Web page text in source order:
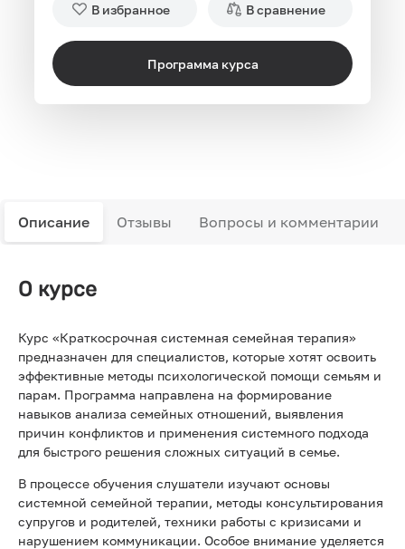
В избранное В сравнение
Программа курса
Описание Отзывы Вопросы и комментарии
О курсе
Курс «Краткосрочная системная семейная терапия»
предназначен для специалистов, которые хотят освоить
эффективные методы психологической помощи семьям и
парам. Программа направлена на формирование
навыков анализа семейных отношений, выявления
причин конфликтов и применения системного подхода
для быстрого решения сложных ситуаций в семье.
В процессе обучения слушатели изучают основы
системной семейной терапии, методы консультирования
супругов и родителей, техники работы с кризисами и
нарушением коммуникации. Особое внимание уделяется